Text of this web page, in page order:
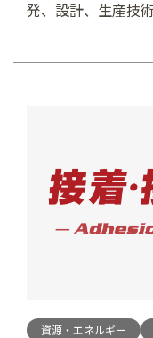
発、設計、生産技
資源・エネルギー